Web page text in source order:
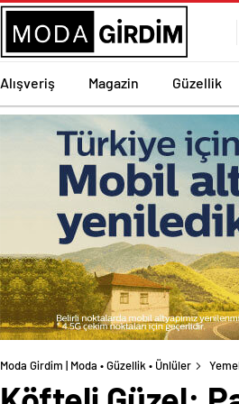
Alışveriş Magazin Güzellik
Moda Girdim | Moda • Güzellik • Ünlüler